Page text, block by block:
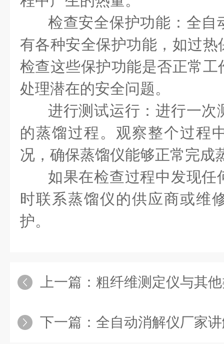
检查安全保护功能：全自
有各种安全保护功能，如过
检查这些保护功能是否正常
处理潜在的安全问题。
进行测试运行：进行一次
的蒸馏过程。观察整个过程
况，确保蒸馏仪能够正常完
如果在检查过程中发现任
时联系蒸馏仪的供应商或维
护。
上一篇： 粗纤维测定仪与其他
下一篇： 全自动消解仪厂家